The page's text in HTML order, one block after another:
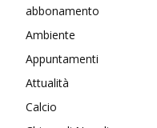
abbonamento
Ambiente
Appuntamenti
Attualità
Calcio